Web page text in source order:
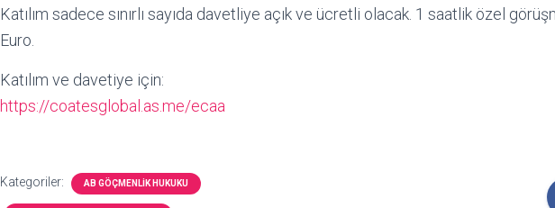
Katılım sadece sınırlı sayıda davetliye açık ve ücretli olacak. 1 saatlik özel
Euro.
Katılım ve davetiye için:
https://coatesglobal.as.me/ecaa
Kategoriler: AB GÖÇMENLIK HUKUKU